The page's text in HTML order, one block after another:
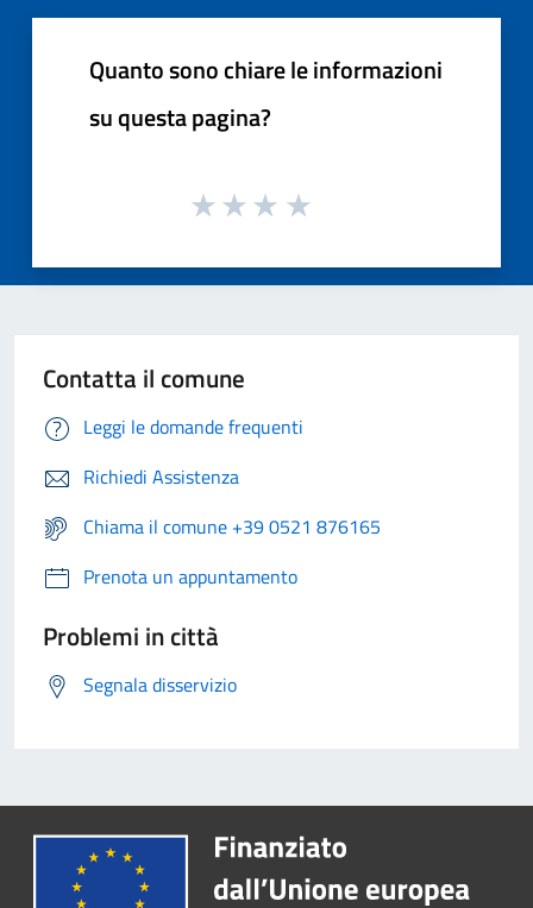
Quanto sono chiare le informazioni
su questa pagina?
Contatta il comune
Leggi le domande frequenti
Richiedi Assistenza
Chiama il comune +39 0521 876165
Prenota un appuntamento
Problemi in città
Segnala disservizio